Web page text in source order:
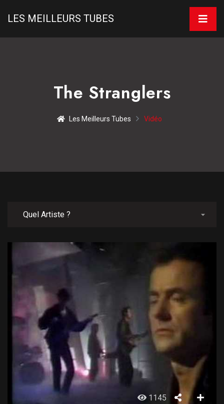
LES MEILLEURS TUBES
The Stranglers
Les Meilleurs Tubes Vidéo
1145